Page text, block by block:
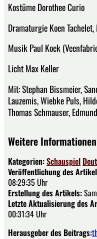
Kostüme Dorothee Curio
Dramaturgie Koen
Musik Paul Koek
Licht Max Keller
Mit: Stephan Bissmeier,
Lauzemis, Wiebke Puls,
Thomas Schmauser,
Weitere
Kategorien:Schauspiel
Veröffentlichung des
08:29:35 Uhr
Erstellung des Artikels:
Letzte Aktualisierung des
00:31:34 Uhr
Herausgeber des Beitrags: